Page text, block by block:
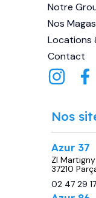
Notre
Nos
Locations
Contact
Nos
Azur 37
ZI
37210
02 47 29